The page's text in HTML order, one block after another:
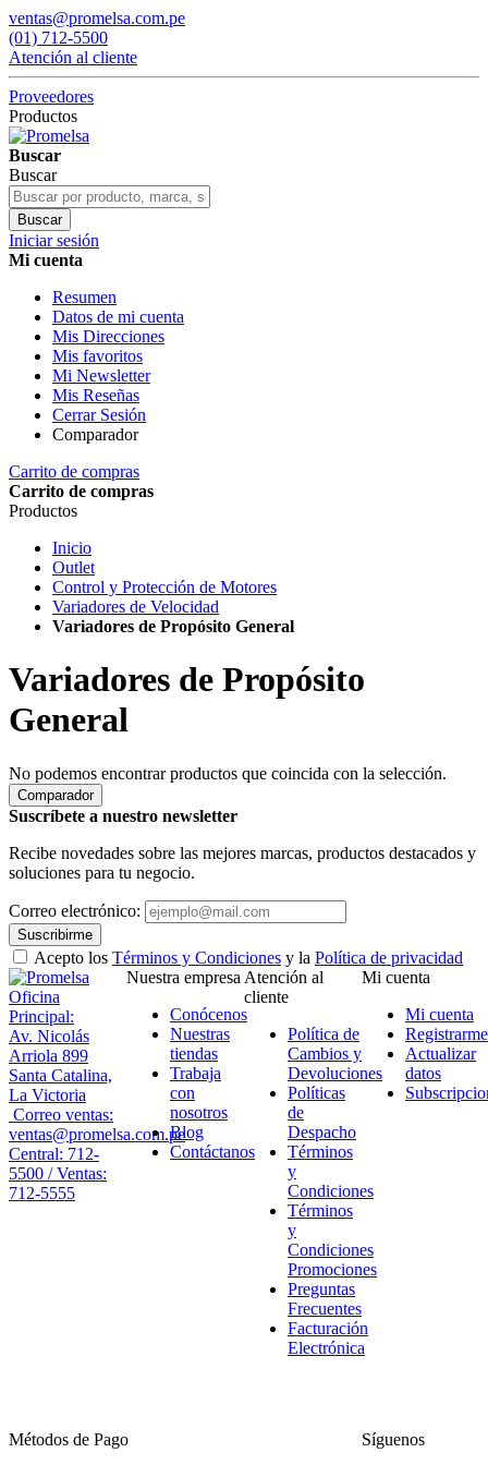
ventas@promelsa.com.pe
(01) 712-5500
Atención al cliente
Proveedores
Productos
Buscar
Buscar
Buscar
Iniciar sesión
Mi cuenta
Resumen
Datos de mi cuenta
Mis Direcciones
Mis favoritos
Mi Newsletter
Mis Reseñas
Cerrar Sesión
Comparador
Carrito de compras
Carrito de compras
Productos
Inicio
Outlet
Control y Protección de Motores
Variadores de Velocidad
Variadores de Propósito General
Variadores de Propósito
General
No podemos encontrar productos que coincida con la selección.
Comparador
Suscríbete a nuestro newsletter
Recibe novedades sobre las mejores marcas, productos destacados y
soluciones para tu negocio.
Correo electrónico:
Suscribirme
Acepto los Términos y Condiciones y la Política de privacidad
Oficina
Principal:
Av. Nicolás
Arriola 899
Santa Catalina,
La Victoria
Correo ventas:
ventas@promelsa.com.pe
Central: 712-
5500 / Ventas:
712-5555
Nuestra empresa
Conócenos
Nuestras
tiendas
Trabaja
con
nosotros
Blog
Contáctanos
Atención al
cliente
Política de
Cambios y
Devoluciones
Políticas
de
Despacho
Términos
y
Condiciones
Términos
y
Condiciones
Promociones
Preguntas
Frecuentes
Facturación
Electrónica
Mi cuenta
Mi cuenta
Registrarme
Actualizar
datos
Métodos de Pago Síguenos